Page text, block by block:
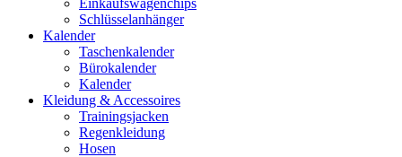
Einkaufswagenchips
Schlüsselanhänger
Kalender
Taschenkalender
Bürokalender
Kalender
Kleidung & Accessoires
Trainingsjacken
Regenkleidung
Hosen